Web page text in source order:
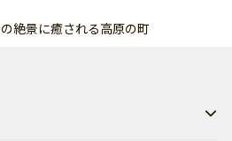
絶景に癒される高原の町